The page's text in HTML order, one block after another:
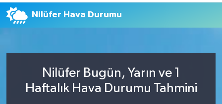
Nilüfer Hava Durumu
Nilüfer Bugün, Yarın ve 1
Haftalık Hava Durumu Tahmini
Asayiş Yaşam
Eğitim